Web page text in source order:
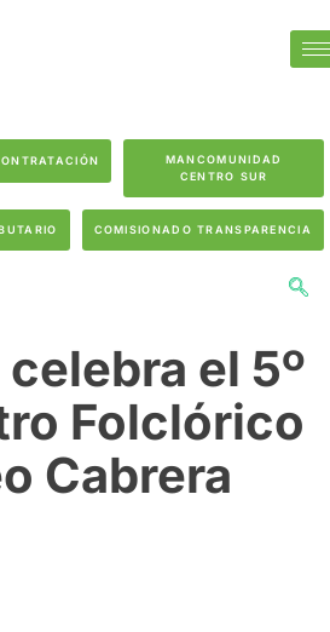
MANCOMUNIDAD
CENTRO SUR
COMISIONADO TRANSPARENCIA
el 5º
Folclórico
Cabrera